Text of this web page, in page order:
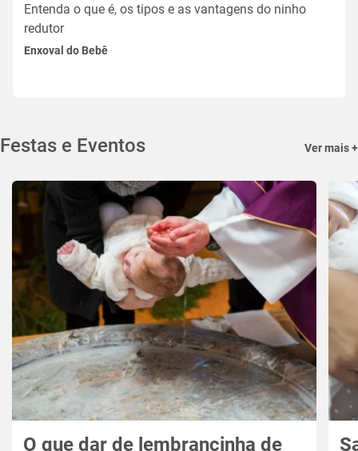
Entenda o que é, os tipos e as vantagens do ninho
redutor
Enxoval do Bebê
Festas e Eventos Ver mais +
O que dar de lembrancinha de